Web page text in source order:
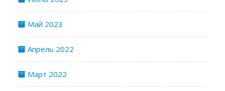
Май 2023
Апрель 2022
Март 2022